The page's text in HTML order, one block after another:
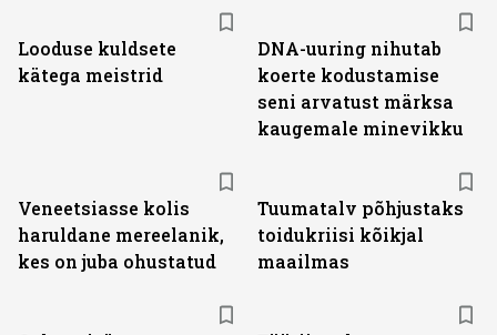
Looduse kuldsete
kätega meistrid
DNA-uuring nihutab
koerte kodustamise
seni arvatust märksa
kaugemale minevikku
Veneetsiasse kolis
haruldane mereelanik,
kes on juba ohustatud
Tuumatalv põhjustaks
toidukriisi kõikjal
maailmas